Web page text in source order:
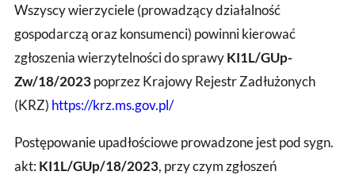
Wszyscy wierzyciele (prowadzący działalność
gospodarczą oraz konsumenci) powinni kierować
zgłoszenia wierzytelności do sprawyKI1L/GUp-
Zw/18/2023poprzez Krajowy Rejestr Zadłużonych
(KRZ) https://krz.ms.gov.pl/
Postępowanie upadłościowe prowadzone jest pod sygn.
akt: KI1L/GUp/18/2023, przy czym zgłoszeń